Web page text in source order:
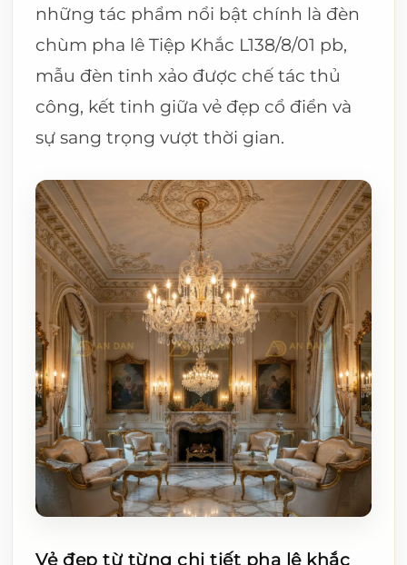
những tác phẩm nổi bật chính là đèn
chùm pha lê Tiệp Khắc L138/8/01 pb,
mẫu đèn tinh xảo được chế tác thủ
công, kết tinh giữa vẻ đẹp cổ điển và
sự sang trọng vượt thời gian.
Vẻ đẹp từ từng chi tiết pha lê khắc